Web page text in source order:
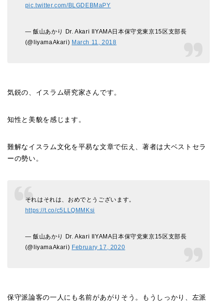
pic.twitter.com/BLGDEBMaPY
— 飯山あかり Dr. Akari IIYAMA日本保守党東京15区支部長
(@IiyamaAkari) March 11, 2018
気鋭の、イスラム研究家さんです。
知性と美貌を感じます。
難解なイスラム文化を平易な文章で伝え、著者は大ベストセラ
ーの勢い。
それはそれは、おめでとうございます。
https://t.co/c5LLQMMKsi
— 飯山あかり Dr. Akari IIYAMA日本保守党東京15区支部長
(@IiyamaAkari) February 17, 2020
保守派論客の一人にも名前があがりそう。もうしっかり、左派